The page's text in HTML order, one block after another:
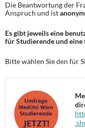
Die Beantwortung der
Anspruch und ist
Es gibt jeweils eine
für Studierende und eine
Bitte wählen Sie den für